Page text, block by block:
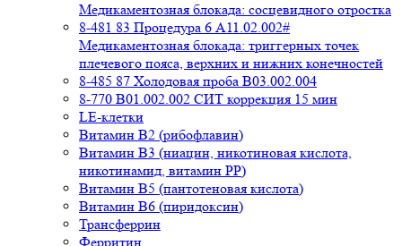
Медикаментозная блокада: сосцевидного отростка
8-481 83 Процедура 6 A11.02.002#
Медикаментозная блокада: триггерных точек
плечевого пояса, верхних и нижних конечностей
8-485 87 Холодовая проба В03.002.004
8-770 B01.002.002 СИТ коррекция 15 мин
LE-клетки
Витамин В2 (рибофлавин)
Витамин В3 (ниацин, никотиновая кислота,
никотинамид, витамин PP)
Витамин В5 (пантотеновая кислота)
Витамин В6 (пиридоксин)
Трансферрин
Ферритин